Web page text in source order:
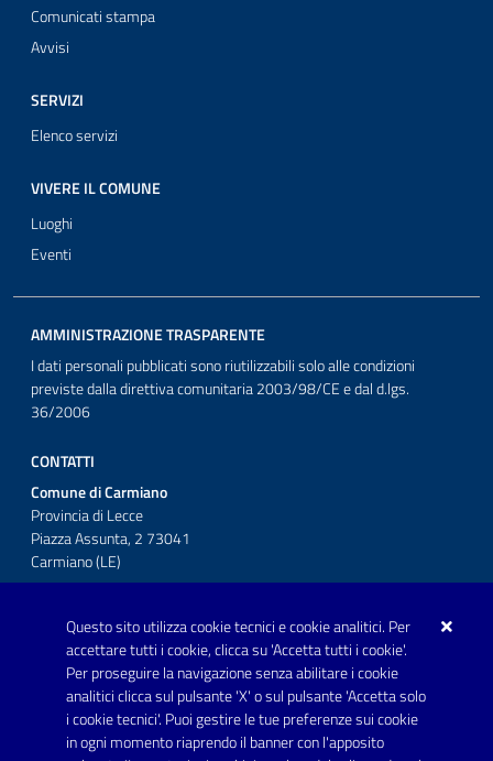
Questo sito utilizza cookie tecnici e cookie analitici. Per
accettare tutti i cookie, clicca su 'Accetta tutti i cookie'.
Per proseguire la navigazione senza abilitare i cookie
analitici clicca sul pulsante 'X' o sul pulsante 'Accetta solo
i cookie tecnici'. Puoi gestire le tue preferenze sui cookie
in ogni momento riaprendo il banner con l'apposito
Comunicati stampa
Avvisi
SERVIZI
Elenco servizi
VIVERE IL COMUNE
Luoghi
Eventi
AMMINISTRAZIONE TRASPARENTE
I dati personali pubblicati sono riutilizzabili solo alle condizioni
previste dalla direttiva comunitaria 2003/98/CE e dal d.lgs.
36/2006
CONTATTI
Comune di Carmiano
Provincia di Lecce
Piazza Assunta, 2 73041
Carmiano (LE)
Posta Elettronica Certificata:
protocollo.comunecarmiano@pec.rupar.puglia.it
URP - Ufficio Relazioni con il Pubblico